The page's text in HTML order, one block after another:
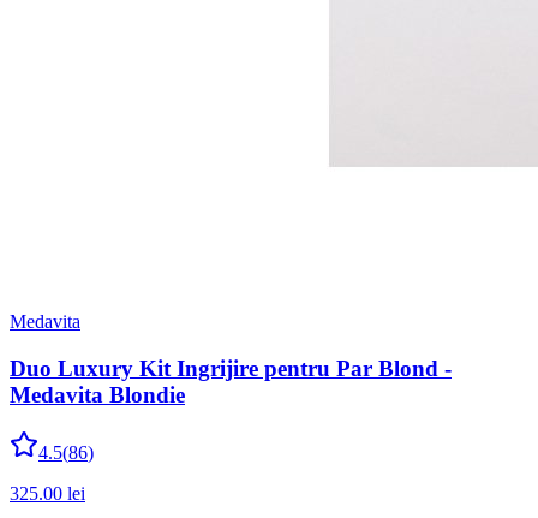
Medavita
Duo Luxury Kit Ingrijire pentru Par Blond -
Medavita Blondie
4.5(86)
325.00 lei